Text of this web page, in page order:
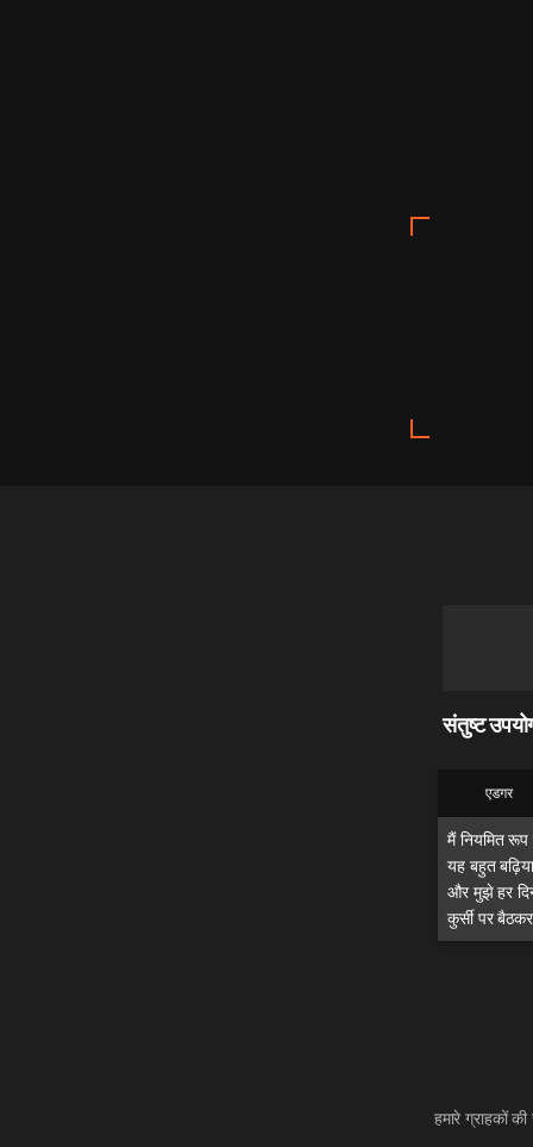
संतुष्ट
एडगर
मैं नियमित रूप
यह बहुत
और मुझे हर
कुर्सी पर
हमारे ग्राहकों